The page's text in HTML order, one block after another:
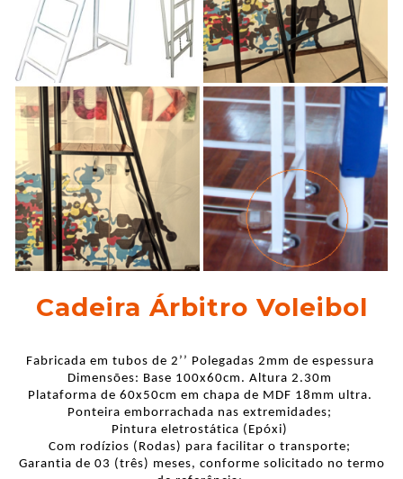
Cadeira Árbitro Voleibol
Fabricada em tubos de 2’’ Polegadas 2mm de espessura
Dimensões: Base 100x60cm. Altura 2.30m
Plataforma de 60x50cm em chapa de MDF 18mm ultra.
Ponteira emborrachada nas extremidades;
Pintura eletrostática ( Epóxi)
Com rodízios (Rodas) para facilitar o transporte;
Garantia de 03 (três) meses, conforme solicitado no termo